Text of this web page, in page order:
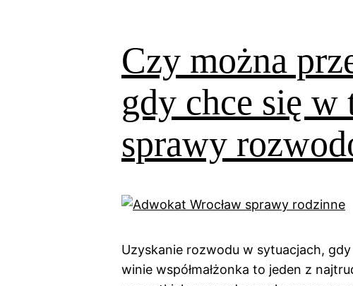
Czy można
gdy chce się w
sprawy
Uzyskanie rozwodu w sytuacjach,
winie współmałżonka to jeden z